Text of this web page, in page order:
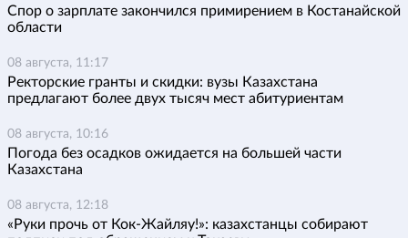
Спор о зарплате закончился примирением в Костанайской
области
08 августа, 11:17
Ректорские гранты и скидки: вузы Казахстана
предлагают более двух тысяч мест абитуриентам
08 августа, 10:16
Погода без осадков ожидается на большей части
Казахстана
08 августа, 12:18
«Руки прочь от Кок-Жайляу!»: казахстанцы собирают